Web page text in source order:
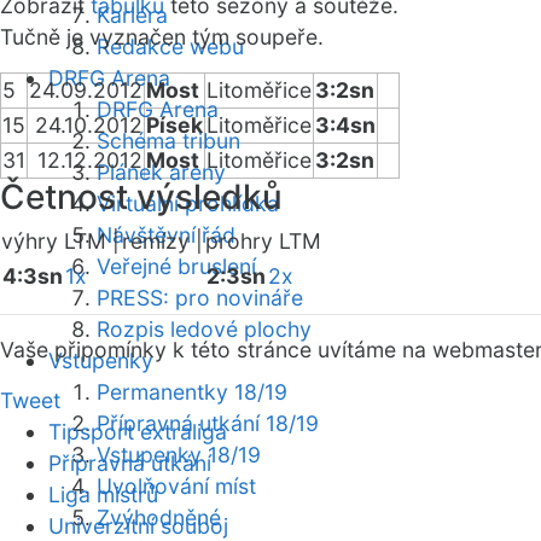
Kariéra
Redakce webu
DRFG Arena
DRFG Arena
Schéma tribun
Plánek areny
Virtuální prohlídka
Návštěvní řád
Veřejné bruslení
PRESS: pro novináře
Rozpis ledové plochy
Vstupenky
Permanentky 18/19
Přípravná utkání 18/19
Vstupenky 18/19
Uvolňování míst
Zvýhodněné
Zobrazit tabulku této sezóny a soutěže.
Tučně je vyznačen tým soupeře.
5 24.09.2012Most Litoměřice3:2sn
15 24.10.2012PísekLitoměřice3:4sn
31
12.12.2012 Most Litoměřice3:2sn
Četnost výsledků
výhry LTM |remízy | prohry LTM
4:3sn1x 2:3sn2x
Vaše připomínky k této stránce uvítáme na webmaster
Tweet
Tipsport extraliga
Přípravná utkání
Liga mistrů
Univerzitní souboj